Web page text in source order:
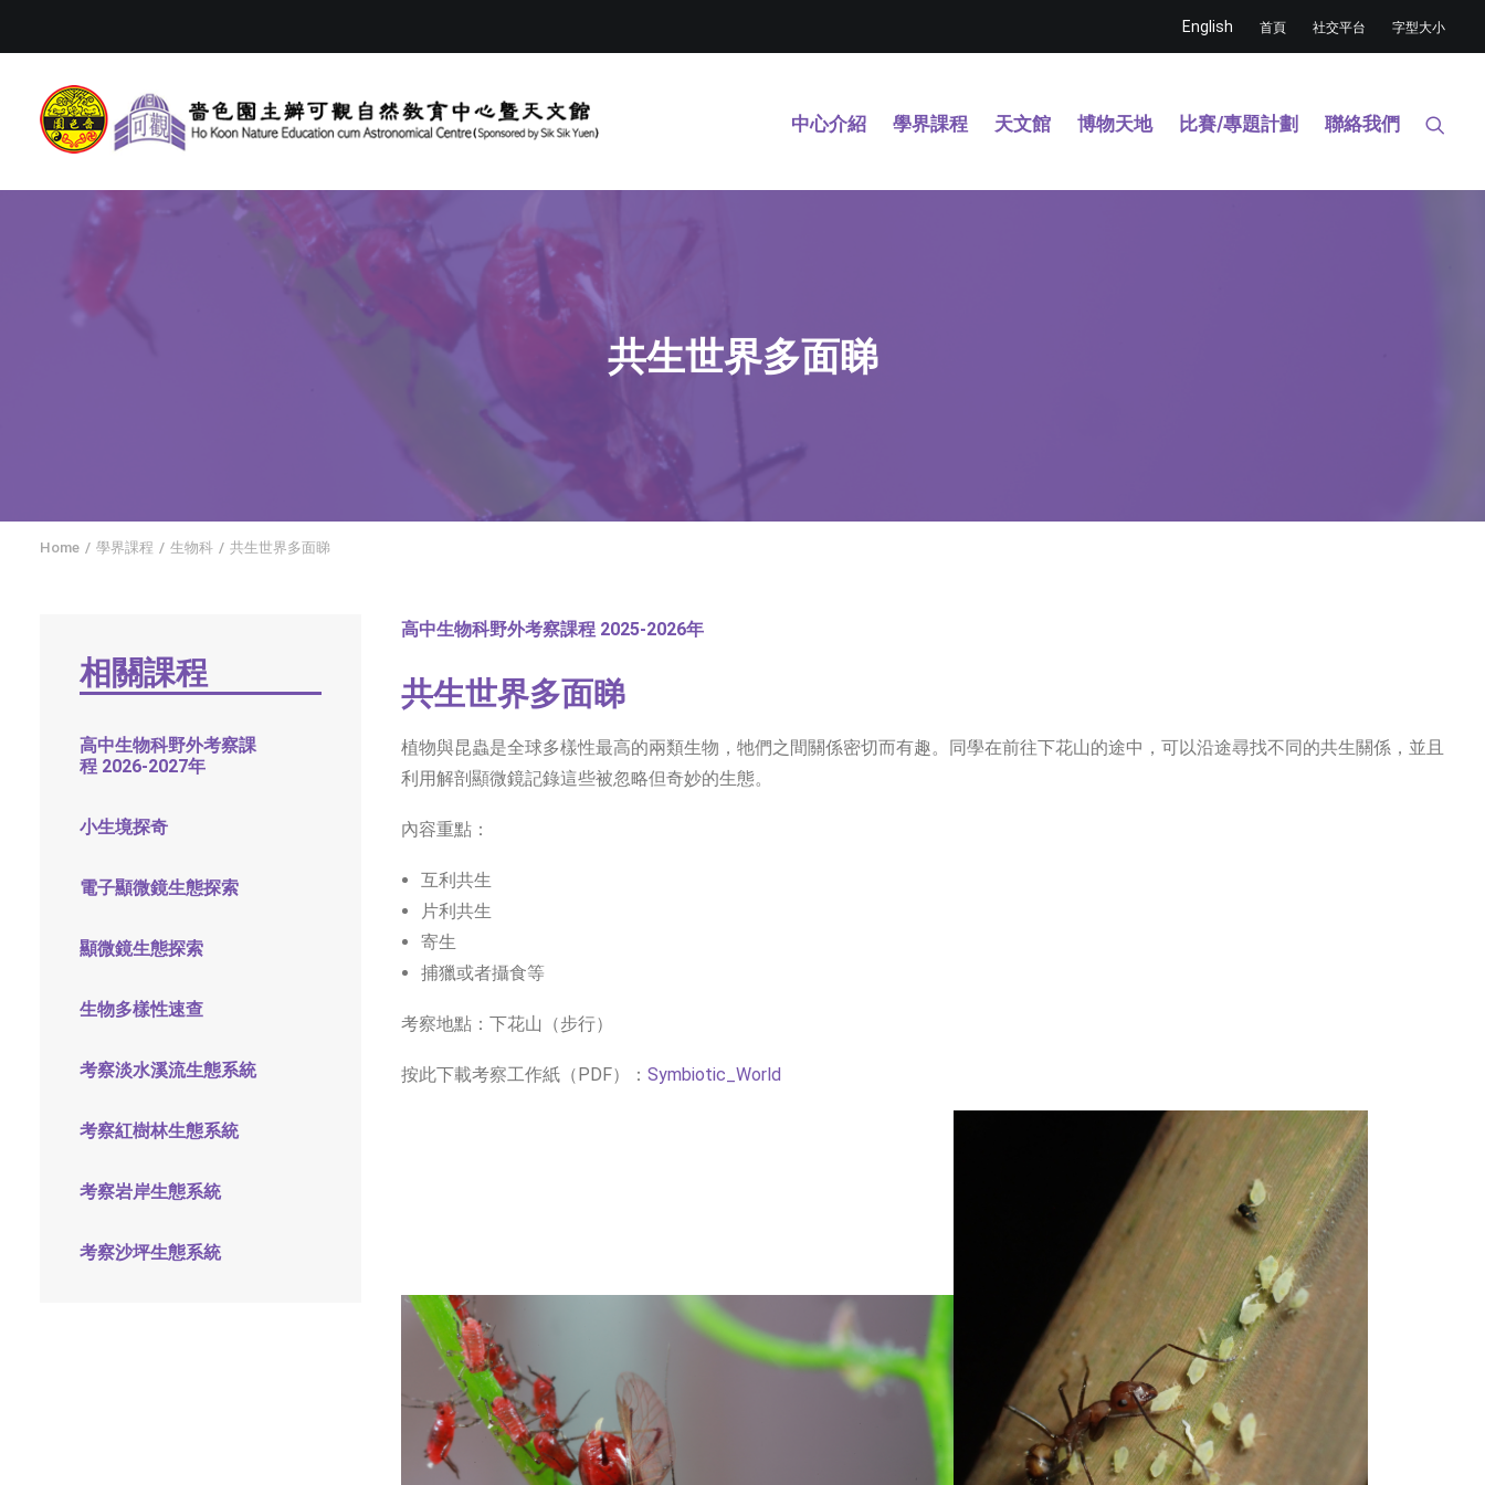
English 首頁 社交平台 字型大小
中心介紹 學界課程 天文館 博物天地 比賽/專題計劃 聯絡我們
共生世界多面睇
Home 學界課程 生物科 共生世界多面睇
相關課程
高中生物科野外考察課
程 2026-2027年
小生境探奇
電子顯微鏡生態探索
顯微鏡生態探索
生物多樣性速查
考察淡水溪流生態系統
考察紅樹林生態系統
考察岩岸生態系統
考察沙坪生態系統
高中生物科野外考察課程 2025-2026年
共生世界多面睇
植物與昆蟲是全球多樣性最高的兩類生物，牠們之間關係密切而有趣。同學在前往下花山的途中，可以沿途尋找不同的共生關係，並且
利用解剖顯微鏡記錄這些被忽略但奇妙的生態。
內容重點：
互利共生
片利共生
寄生
捕獵或者攝食等
考察地點：下花山（步行）
按此下載考察工作紙（PDF）： Symbiotic_World